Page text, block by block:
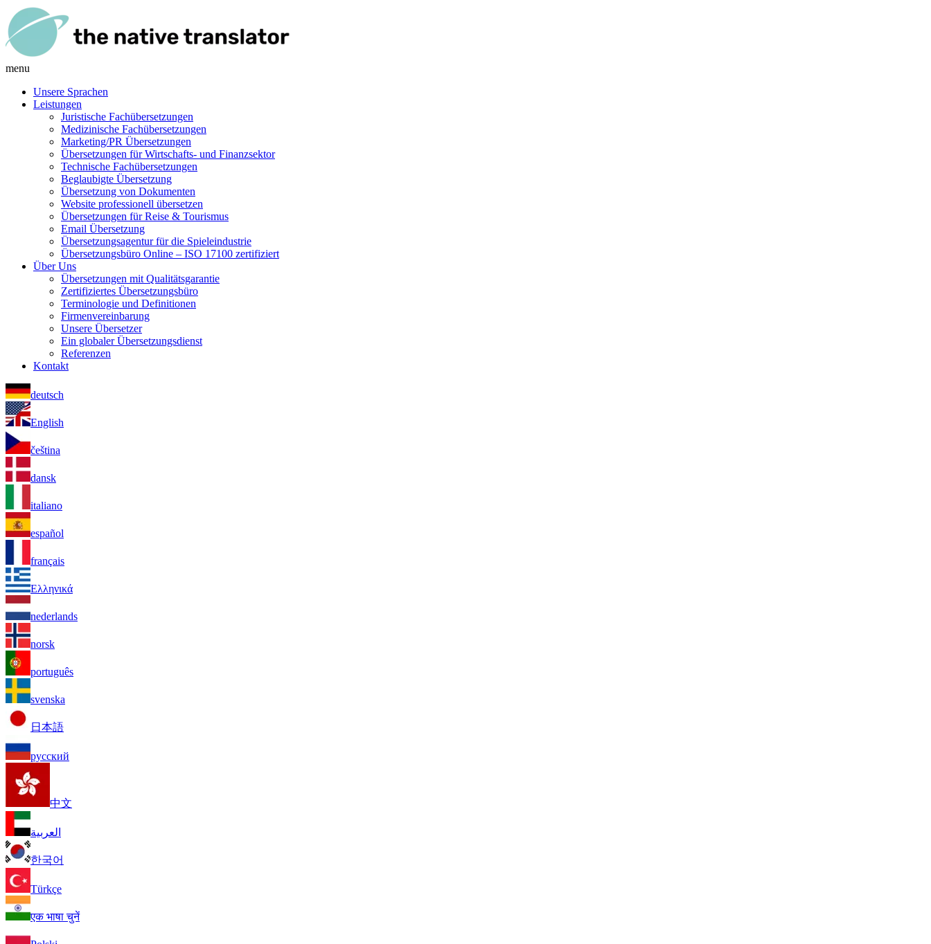
menu
Unsere Sprachen
Leistungen
Juristische Fachübersetzungen
Medizinische Fachübersetzungen
Marketing/PR Übersetzungen
Übersetzungen für Wirtschafts- und Finanzsektor
Technische Fachübersetzungen
Beglaubigte Übersetzung
Übersetzung von Dokumenten
Website professionell übersetzen
Übersetzungen für Reise & Tourismus
Email Übersetzung
Übersetzungsagentur für die Spieleindustrie
Übersetzungsbüro Online – ISO 17100 zertifiziert
Über Uns
Übersetzungen mit Qualitätsgarantie
Zertifiziertes Übersetzungsbüro
Terminologie und Definitionen
Firmenvereinbarung
Unsere Übersetzer
Ein globaler Übersetzungsdienst
Referenzen
Kontakt
deutsch
English
čeština
dansk
italiano
español
français
Ελληνικά
nederlands
norsk
português
svenska
日本語
русский
中文
العربية
한국어
Türkçe
एक भाषा चुनें